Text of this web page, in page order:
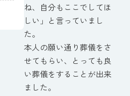
ね、自分もここでしてほ
しい」と言っていまし
た。
本人の願い通り葬儀をさ
せてもらい、とっても良
い葬儀をすることが出来
ました。